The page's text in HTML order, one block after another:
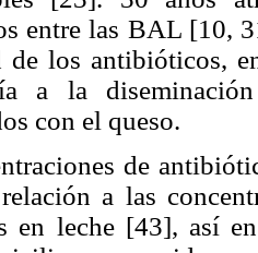
entre las BAL [10,
de los antibióticos,
a la
con el queso.
de
a las
en leche [43], así